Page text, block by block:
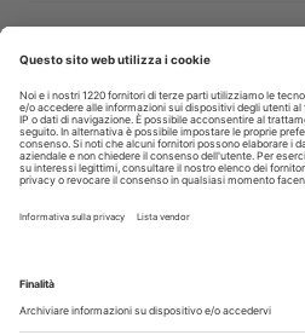
Cercasi assistente alla
30 Luglio 2026
Pistoia - studio cerca